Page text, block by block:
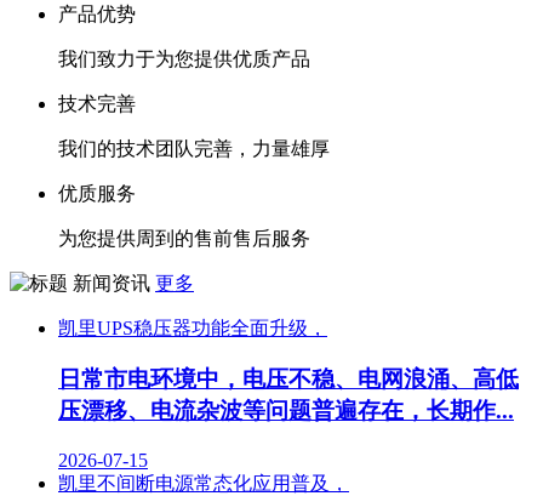
产品优势
我们致力于为您提供优质产品
技术完善
我们的技术团队完善，力量雄厚
优质服务
为您提供周到的售前售后服务
新闻资讯 更多
凯里UPS稳压器功能全面升级，
日常市电环境中，电压不稳、电网浪涌、高低
压漂移、电流杂波等问题普遍存在，长期作...
2026-07-15
凯里不间断电源常态化应用普及，